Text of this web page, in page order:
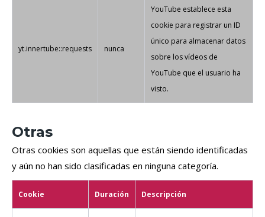
yt.innertube::requests nunca
YouTube establece esta
cookie para registrar un ID
único para almacenar datos
sobre los vídeos de
YouTube que el usuario ha
visto.
Otras
Otras cookies son aquellas que están siendo identificadas
y aún no han sido clasificadas en ninguna categoría.
Cookie Duración Descripción